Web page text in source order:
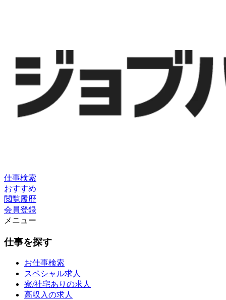
仕事検索
おすすめ
閲覧履歴
会員登録
メニュー
仕事を探す
お仕事検索
スペシャル求人
寮/社宅ありの求人
高収入の求人